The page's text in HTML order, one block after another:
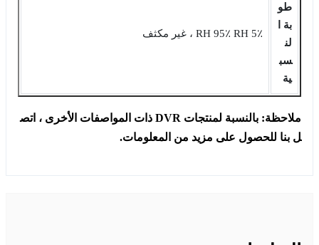
طو
بة ا
لن
سب
ية
5٪ RH 95٪ RH ، غير مكثف
ملاحظة: بالنسبة لمنتجات DVR ذات المواصفات الأخرى ، اتص
ل بنا للحصول على مزيد من المعلومات.